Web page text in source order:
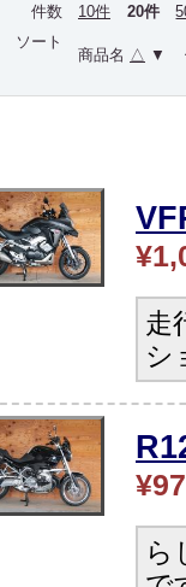
件数
10件 20件
ソート
商品名 △ ▼
走
シ
ら